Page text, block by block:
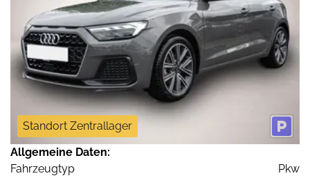
Standort Zentrallager
Allgemeine Daten:
Fahrzeugtyp
Pkw